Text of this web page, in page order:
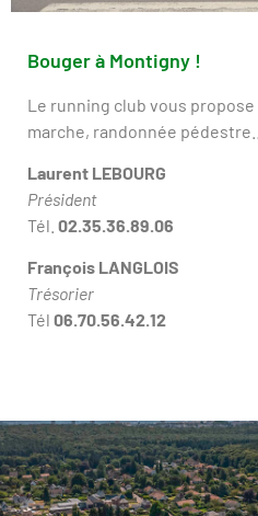
Bouger à Montigny !
Le running club vous propose
marche, randonnée pédestre…
Laurent LEBOURG
Président
Tél. 02.35.36.89.06
François LANGLOIS
Trésorier
Tél 06.70.56.42.12